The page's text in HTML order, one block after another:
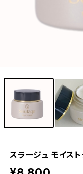
スラージュ モイスト